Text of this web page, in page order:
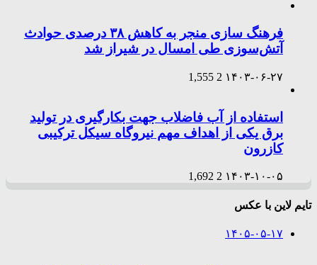
فرهنگ سازی منجر به کاهش ۳۸ درصدی حوادث
آتش‌سوزی طی امسال در شیراز شد
۱۴۰۳-۰۶-۲۷ 2
1,555
استفاده از آب فاضلاب جهت بکارگیری در تولید
برق یکی از اهداف مهم نیروگاه سیکل ترکیبی
کازرون
۱۴۰۳-۱۰-۰۵ 2
1,692
تایم لاین با عکس
۱۴۰۵-۰۵-۱۷